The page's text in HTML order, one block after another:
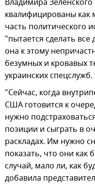
Владимира
квалифицированы
часть политического
"пытается сделать все
она к этому
безумных и кровавых
украинских спецслужб.
"Сейчас, когда
США готовится к
нужно
позиции и сыграть в
раскладах. Им нужно
показать, что они как
случай, мало ли, как
добавила